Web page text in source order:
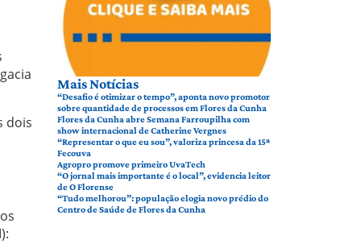
dois
Mais Notícias
“Desafio é otimizar o tempo”, aponta novo promotor
sobre quantidade de processos em Flores da Cunha
Flores da Cunha abre Semana Farroupilha com
show internacional de Catherine Vergnes
“Representar o que eu sou”, valoriza princesa da 15ª
Fecouva
Agropro promove primeiro UvaTech
“O jornal mais importante é o local”, evidencia leitor
de O Florense
“Tudo melhorou”: população elogia novo prédio do
Centro de Saúde de Flores da Cunha